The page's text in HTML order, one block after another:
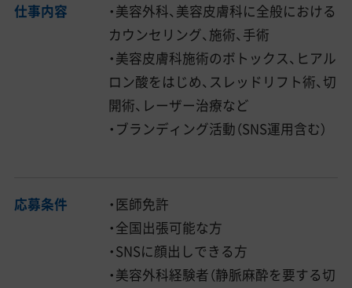
仕事内容
・美容外科、美容皮膚科に全般における
カウンセリング、施術、手術
・美容皮膚科施術のボトックス、ヒアル
ロン酸をはじめ、スレッドリフト術、切
開術、レーザー治療など
・ブランディング活動（SNS運用含む）
応募条件
・医師免許
・全国出張可能な方
・SNSに顔出しできる方
・美容外科経験者（静脈麻酔を要する切